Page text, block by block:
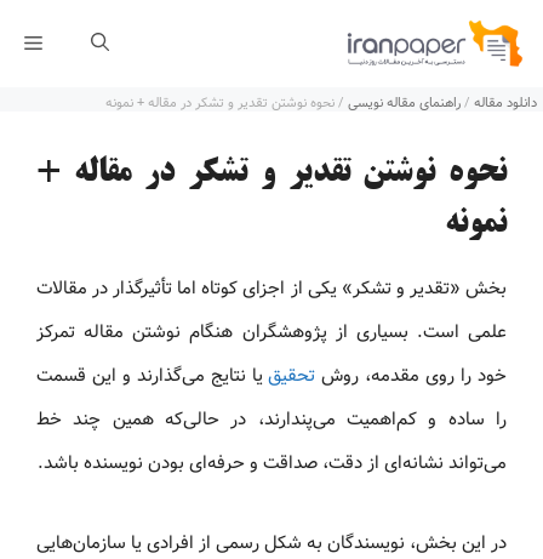
پرش
محتوا
دانلود مقاله /راهنمای مقاله نویسی /نحوه نوشتن تقدیر و تشکر در مقاله + نمونه
نحوه نوشتن تقدیر و تشکر در مقاله +
نمونه
بخش «تقدیر و تشکر» یکی از اجزای کوتاه اما تأثیرگذار در مقالات
علمی است. بسیاری از پژوهشگران هنگام نوشتن مقاله تمرکز
خود را روی مقدمه، روش تحقیقیا نتایج می‌گذارند و این قسمت
را ساده و کم‌اهمیت می‌پندارند، در حالی‌که همین چند خط
می‌تواند نشانه‌ای از دقت، صداقت و حرفه‌ای بودن نویسنده باشد.
در این بخش، نویسندگان به شکل رسمی از افرادی یا سازمان‌هایی